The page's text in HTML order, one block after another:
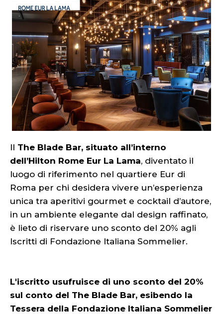
Il The Blade Bar, situato all’interno
dell’Hilton Rome Eur La Lama, diventato il
luogo di riferimento nel quartiere Eur di
Roma per chi desidera vivere un’esperienza
unica tra aperitivi gourmet e cocktail d’autore,
in un ambiente elegante dal design raffinato,
è lieto di riservare uno sconto del 20% agli
Iscritti di Fondazione Italiana Sommelier.
L'iscritto usufruisce di uno sconto del 20%
sul conto del The Blade Bar, esibendo la
Tessera della Fondazione Italiana Sommelier